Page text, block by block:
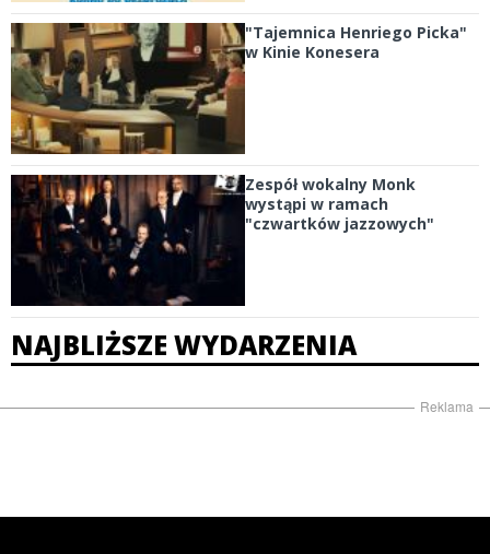
"Tajemnica Henriego Picka"
w Kinie Konesera
Zespół wokalny Monk
wystąpi w ramach
"czwartków jazzowych"
NAJBLIŻSZE WYDARZENIA
Reklama